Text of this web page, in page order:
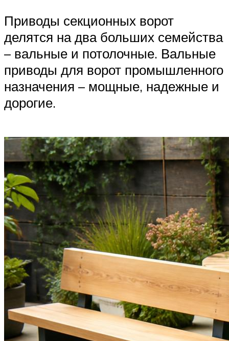
Приводы секционных ворот
делятся на два больших семейства
– вальные и потолочные. Вальные
приводы для ворот промышленного
назначения – мощные, надежные и
дорогие.